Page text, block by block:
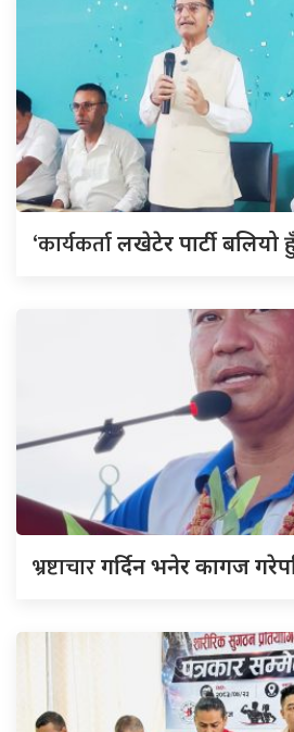
‘कार्यकर्तालखेटेर पार्टी बलियो
भ्रष्टाचारगर्दिन भनेर कागज